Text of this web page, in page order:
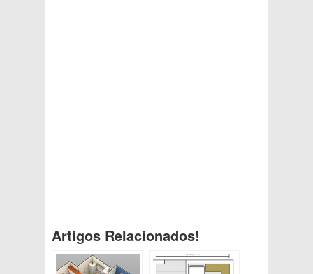
Artigos Relacionados!